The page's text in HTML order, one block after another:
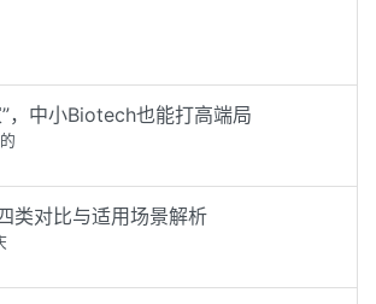
，中小Biotech也能打高端局
类对比与适用场景解析